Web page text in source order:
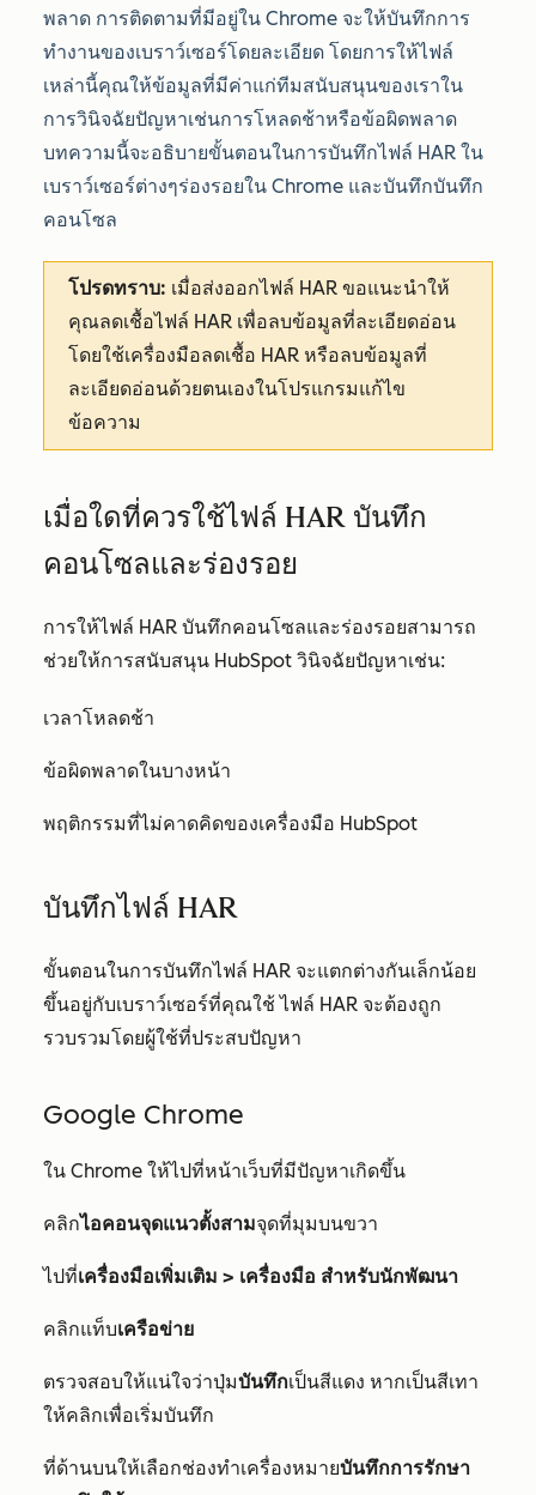
พลาด การติดตามที่มีอยู่ใน Chrome จะให้บันทึกการ
ทำงานของเบราว์เซอร์โดยละเอียด โดยการให้ไฟล์
เหล่านี้คุณให้ข้อมูลที่มีค่าแก่ทีมสนับสนุนของเราใน
การวินิจฉัยปัญหาเช่นการโหลดช้าหรือข้อผิดพลาด
บทความนี้จะอธิบายขั้นตอนในการบันทึกไฟล์ HAR ใน
เบราว์เซอร์ต่างๆร่องรอยใน Chrome และบันทึกบันทึก
คอนโซล
โปรดทราบ: เมื่อส่งออกไฟล์ HAR ขอแนะนำให้
คุณลดเชื้อไฟล์ HAR เพื่อลบข้อมูลที่ละเอียดอ่อน
โดยใช้เครื่องมือลดเชื้อ HAR หรือลบข้อมูลที่
ละเอียดอ่อนด้วยตนเองในโปรแกรมแก้ไข
ข้อความ
เมื่อใดที่ควรใช้ไฟล์ HAR บันทึก
คอนโซลและร่องรอย
การให้ไฟล์ HAR บันทึกคอนโซลและร่องรอยสามารถ
ช่วยให้การสนับสนุน HubSpot วินิจฉัยปัญหาเช่น:
เวลาโหลดช้า
ข้อผิดพลาดในบางหน้า
พฤติกรรมที่ไม่คาดคิดของเครื่องมือ HubSpot
บันทึกไฟล์ HAR
ขั้นตอนในการบันทึกไฟล์ HAR จะแตกต่างกันเล็กน้อย
ขึ้นอยู่กับเบราว์เซอร์ที่คุณใช้ ไฟล์ HAR จะต้องถูก
รวบรวมโดยผู้ใช้ที่ประสบปัญหา
Google Chrome
ใน Chrome ให้ไปที่หน้าเว็บที่มีปัญหาเกิดขึ้น
คลิกไอคอนจุดแนวตั้งสามจุดที่มุมบนขวา
ไปที่เครื่องมือเพิ่มเติม > เครื่องมือ สำหรับนักพัฒนา
คลิกแท็บเครือข่าย
ตรวจสอบให้แน่ใจว่าปุ่มบันทึกเป็นสีแดง หากเป็นสีเทา
ให้คลิกเพื่อเริ่มบันทึก
ที่ด้านบนให้เลือกช่องทำเครื่องหมายบันทึกการรักษา